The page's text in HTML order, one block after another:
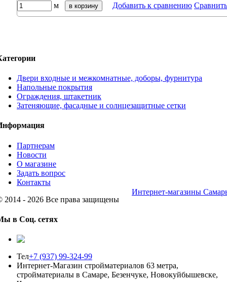
м в корзину Добавить к сравнению Сравнить
Двери входные и межкомнатные, доборы, фурнитура
Напольные покрытия
Ограждения, штакетник
Затеняющие, фасадные и солнцезащитные сетки
Партнерам
Новости
О магазине
Задать вопрос
Контакты
2014 - 2026 Все права защищены
Интернет-магазины
в Соц. сетях
Тел+7 (937) 99-324-99
Интернет-Магазин стройматериалов 63 метра,
стройматериалы в Самаре, Безенчуке, Новокуйбышевске,